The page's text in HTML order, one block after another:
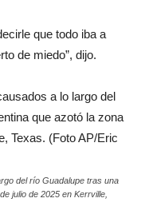
que todo iba a
de miedo”, dijo.
del río Guadalupe tras una
julio de 2025 en Kerrville,